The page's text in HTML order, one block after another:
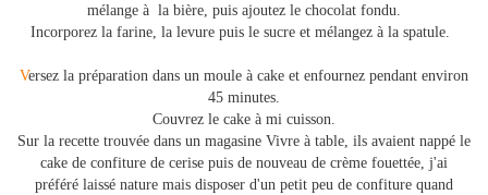
mélange à la bière, puis ajoutez le chocolat fondu.
Incorporez la farine, la levure puis le sucre et mélangez à la spatule.
Versez la préparation dans un moule à cake et enfournez pendant environ
45 minutes.
Couvrez le cake à mi cuisson.
Sur la recette trouvée dans un magasine Vivre à table, ils avaient nappé le
cake de confiture de cerise puis de nouveau de crème fouettée, j'ai
préféré laissé nature mais disposer d'un petit peu de confiture quand